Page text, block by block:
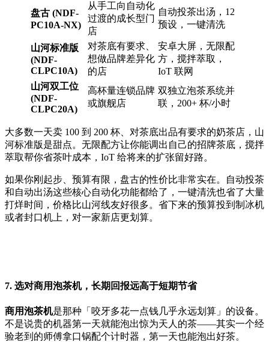
盘古 (NDF-
PC10A-NX)
从手工向自动化
过渡的成长型门
店
自动投茶出汤，12
预设，一键清洗
山河标准版
(NDF-
CLPC10A)
对茶底有要求、
想做品牌差异化
的店
安卓大屏，无限配
方，搅拌萃取，
IoT 联网
山河双工位
(NDF-
CLPC20A)
高杯量连锁品牌
或旗舰店
双独立泡茶系统并
联，200+ 杯/小时
大多数一天卖 100 到 200 杯、对茶底出品有要求的奶茶店，山
河标准版是甜点。无限配方让你能调出自己的招牌茶底，搅拌
萃取帮你省茶叶成本，IoT 给将来的扩张留好路。
如果你刚起步、预算有限，盘古的性价比非常实在。自动投茶
和自动出汤这些核心自动化功能都给了，一键清洗也省了大量
打烊时间，价格比山河线友好很多。省下来的预算投到制冰机
或者封口机上，对一家新店更划算。
7. 选对商用泡茶机，长期回报远高于短期节省
商用泡茶机是那种「咬牙多花一点钱几乎永远划算」的设备。
不是说贵的机器第一天就能泡出惊为天人的茶——其实一个经
验老到的师傅拿口锅配个计时器，第一天也能泡出好茶。